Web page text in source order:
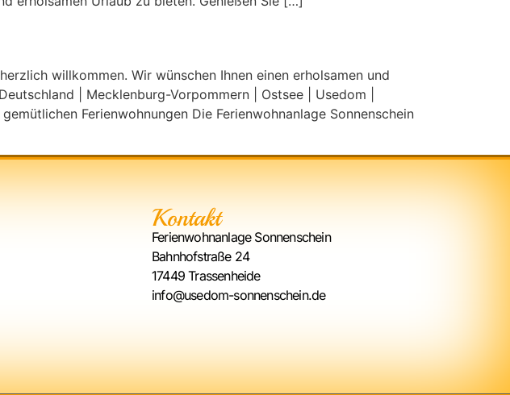
willkommen. Wir wünschen Ihnen einen erholsamen und
| Mecklenburg-Vorpommern | Ostsee | Usedom |
Ferienwohnungen Die Ferienwohnanlage Sonnenschein
Kontakt
Ferienwohnanlage Sonnenschein
Bahnhofstraße 24
17449 Trassenheide
info@usedom-sonnenschein.de